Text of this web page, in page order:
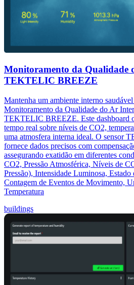
Monitoramento da Qualidade
TEKTELIC BREEZE
Mantenha um ambiente interno
Monitoramento da Qualidade do Ar
TEKTELIC BREEZE. Este dashboard
tempo real sobre níveis de CO2,
uma atmosfera interna ideal. O sensor
fornece dados precisos com
assegurando exatidão em diferentes
CO2, Pressão Atmosférica, Níveis de
Pressão), Intensidade Luminosa,
Contagem de Eventos de Movimento,
Temperatura
buildings